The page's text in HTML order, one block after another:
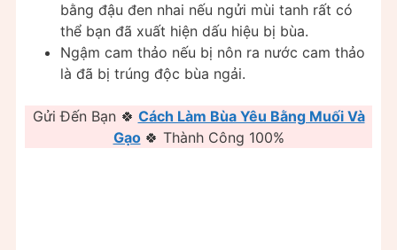
bằng đậu đen nhai nếu ngửi mùi tanh rất có
thể bạn đã xuất hiện dấu hiệu bị bùa.
Ngậm cam thảo nếu bị nôn ra nước cam thảo
là đã bị trúng độc bùa ngải.
Gửi Đến Bạn 🍀 Cách Làm Bùa Yêu Bằng Muối Và
Gạo 🍀 Thành Công 100%